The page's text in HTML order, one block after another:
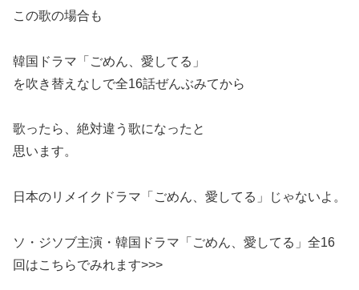
この歌の場合も
韓国ドラマ「ごめん、愛してる」
を吹き替えなしで全16話ぜんぶみてから
歌ったら、絶対違う歌になったと
思います。
日本のリメイクドラマ「ごめん、愛してる」じゃないよ。
ソ・ジソブ主演・韓国ドラマ「ごめん、愛してる」全16
回はこちらでみれます>>>